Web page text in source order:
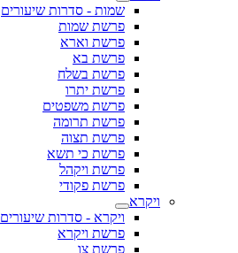
שמות - סדרות שיעורים
פרשת שמות
פרשת וארא
פרשת בא
פרשת בשלח
פרשת יתרו
פרשת משפטים
פרשת תרומה
פרשת תצוה
פרשת כי תשא
פרשת ויקהל
פרשת פקודי
ויקרא
ויקרא - סדרות שיעורים
פרשת ויקרא
פרשת צו